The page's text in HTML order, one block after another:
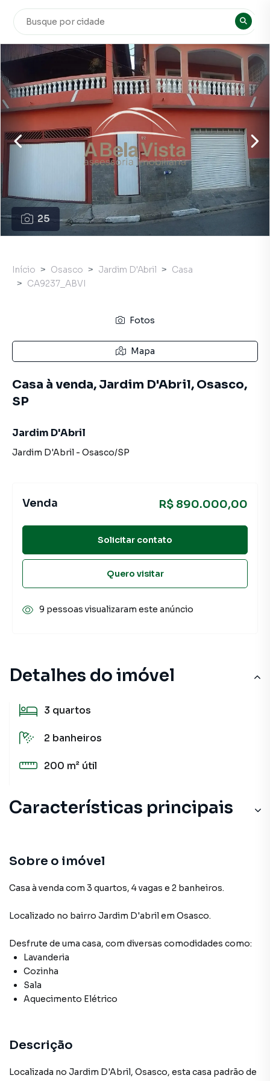
25
Detalhes do imóvel
3 quartos
2 banheiros
200 m² útil
Características principais
Sobre o imóvel
Casa à venda com 3 quartos, 4 vagas e 2 banheiros.
Localizado no bairro Jardim D'abrilem Osasco.
Desfrute de uma casa, com diversas comodidades como:
Lavanderia
Cozinha
Sala
Aquecimento Elétrico
Descrição
Localizada no Jardim D'Abril, Osasco, esta casa padrão de
Início Osasco Jardim D'Abril
Casa
CA9237_ABVI
Fotos
Mapa
Casa à venda, Jardim D'Abril, Osasco,
SP
Jardim D'Abril
Jardim D'Abril - Osasco/SP
Venda R$ 890.000,00
Solicitar contato
Quero visitar
9 pessoas visualizaram este anúncio